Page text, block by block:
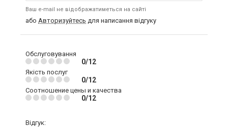
Ваш e-mail не відображатиметься на сайті
або Авторизуйтесь для написання відгуку
Обслуговування
0/12
Якість послуг
0/12
Соотношение цены и качества
0/12
Відгук: